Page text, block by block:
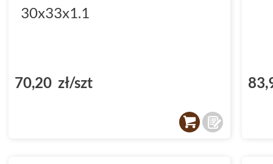
30x33x1.1
70,20 zł/szt